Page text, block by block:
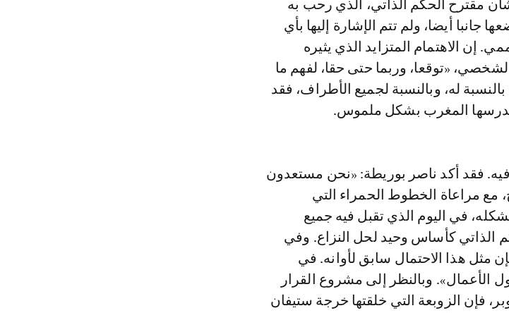
مقترح الحكم الذاتي، الذي رحب به
جانبا أيضا، ولم تتم الإشارة إليها بأي
إن الاهتمام المتزايد الذي يثيره
«توقعا، وربما حتى حقا، لفهم ما
له، وبالنسبة لجميع الأطراف، فقد
المغرب بشكل ملموس.
فيه. فقد أكد ناصر بوريطة: «نحن مستعدون
مع مراعاة الخطوط الحمراء التي
في اليوم الذي تقبل فيه جميع
الذاتي كأساس وحيد لحل النزاع. وفي
مثل هذا الاحتمال سابق لأوانه. في
الأعمال». وبالنظر إلى مشروع القرار
التصويت عليه في 30 أكتوبر، فإن الزوبعة التي خلقتها خرجة ستيفان